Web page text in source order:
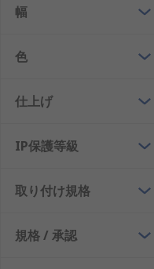
幅
色
仕上げ
IP保護等級
取り付け規格
規格 / 承認